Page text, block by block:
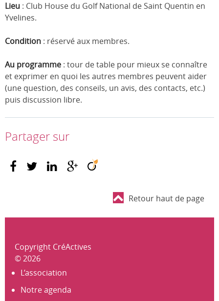
Lieu : Club House du Golf National de Saint Quentin en
Yvelines.
Condition : réservé aux membres.
Au programme : tour de table pour mieux se connaître
et exprimer en quoi les autres membres peuvent aider
(une question, des conseils, un avis, des contacts, etc.)
puis discussion libre.
Partager sur
Retour haut de page
Copyright CréActives
© 2026
L’association
Notre agenda